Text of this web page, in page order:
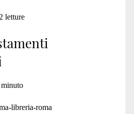
span>
letture
minuto